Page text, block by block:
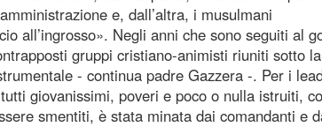
e, dall’altra, i musulmani
all’ingrosso». Negli anni che sono seguiti al
gruppi cristiano-animisti riuniti sotto
- continua padre Gazzera -. Per i
giovanissimi, poveri e poco o nulla istruiti,
smentiti, è stata minata dai comandanti e